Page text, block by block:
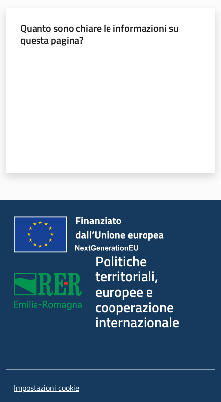
Politiche
Piani Programmi Progetti
Quanto sono chiare le informazioni su
questa pagina?
Politiche
territoriali,
europee e
cooperazione
internazionale
Impostazioni cookie